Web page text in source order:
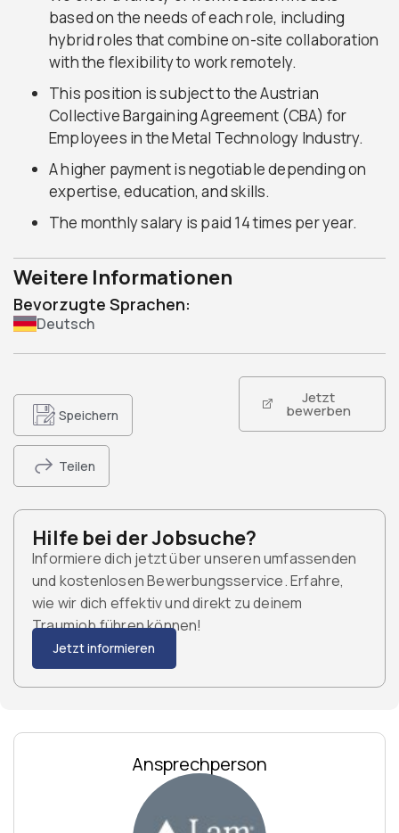
based on the needs of each role, including
hybrid roles that combine on-site collaboration
with the flexibility to work remotely.
This position is subject to the Austrian
Collective Bargaining Agreement (CBA) for
Employees in the Metal Technology Industry.
A higher payment is negotiable depending on
expertise, education, and skills.
The monthly salary is paid 14 times per year.
Weitere Informationen
Bevorzugte Sprachen:
Deutsch
Speichern
Teilen
Jetzt
bewerben
Hilfe bei der Jobsuche?
Informiere dich jetzt über unseren umfassenden
und kostenlosen Bewerbungsservice. Erfahre,
wie wir dich effektiv und direkt zu deinem
Traumjob führen können!
Jetzt informieren
Ansprechperson